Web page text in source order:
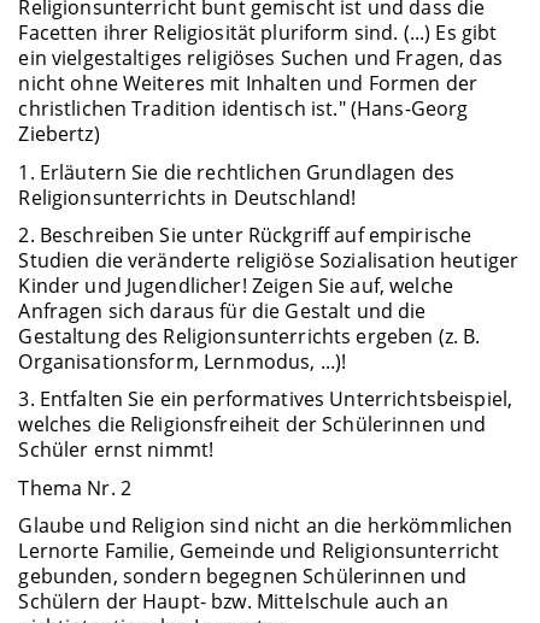
Religionsunterricht bunt gemischt ist und dass die
Facetten ihrer Religiosität pluriform sind. (...) Es gibt
ein vielgestaltiges religiöses Suchen und Fragen, das
nicht ohne Weiteres mit Inhalten und Formen der
christlichen Tradition identisch ist." (Hans-Georg
Ziebertz)
1. Erläutern Sie die rechtlichen Grundlagen des
Religionsunterrichts in Deutschland!
2. Beschreiben Sie unter Rückgriff auf empirische
Studien die veränderte religiöse Sozialisation heutiger
Kinder und Jugendlicher! Zeigen Sie auf, welche
Anfragen sich daraus für die Gestalt und die
Gestaltung des Religionsunterrichts ergeben (z. B.
Organisationsform, Lernmodus, ...)!
3. Entfalten Sie ein performatives Unterrichtsbeispiel,
welches die Religionsfreiheit der Schülerinnen und
Schüler ernst nimmt!
Thema Nr. 2
Glaube und Religion sind nicht an die herkömmlichen
Lernorte Familie, Gemeinde und Religionsunterricht
gebunden, sondern begegnen Schülerinnen und
Schülern der Haupt- bzw. Mittelschule auch an